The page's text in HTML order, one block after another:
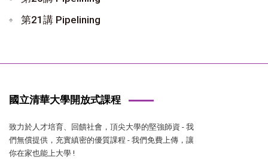
第21講 Pipelining
國立清華大學開放式課程
致力於人才培育、回饋社會，頂尖大學的堅強師資 - 我
們無償提供，充實縝密的優質課程 - 我們免費上傳，讓
你在家也能上大學 !